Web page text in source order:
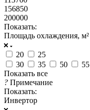
156850
200000
Показать:
Площадь охлаждения, м²
20
25
30
35 50 55
Показать все
? Примечание
Показать:
Инвертор